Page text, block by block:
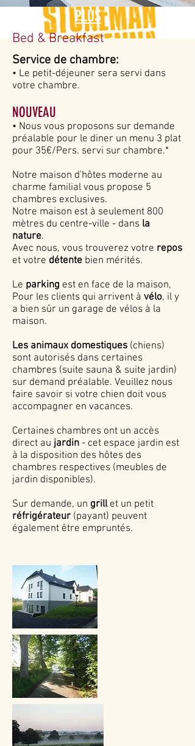
PLUS
Service de chambre:
• Le petit-déjeuner sera servi dans
votre chambre.
NOUVEAU
• Nous vous proposons sur demande
préalable pour le diner un menu 3 plat
pour 35€/Pers. servi sur chambre.*
Notre maison d'hôtes moderne au
charme familial vous propose 5
chambres exclusives.
Notre maison est à seulement 800
mètres du centre-ville - dans la
nature.
Avec nous, vous trouverez votre repos
et votre détente bien mérités.
Le parking est en face de la maison,
Pour les clients qui arrivent à vélo, il y
a bien sûr un garage de vélos à la
maison.
Les animaux domestiques (chiens)
sont autorisés dans certaines
chambres (suite sauna & suite jardin)
sur demand préalable. Veuillez nous
faire savoir si votre chien doit vous
accompagner en vacances.
Certaines chambres ont un accès
direct au jardin - cet espace jardin est
à la disposition des hôtes des
chambres respectives (meubles de
jardin disponibles).
Sur demande, un grillet un petit
réfrigérateur (payant) peuvent
également être empruntés.
Bed & Breakfast